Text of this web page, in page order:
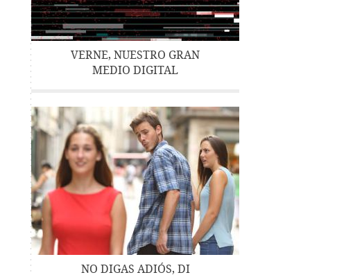
VERNE, NUESTRO GRAN
MEDIO DIGITAL
NO DIGAS ADIÓS, DI